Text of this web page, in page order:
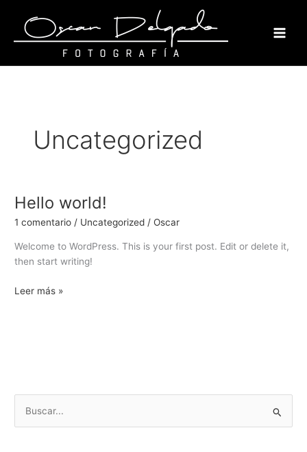
contenido
Uncategorized
Hello world!
1 comentario / Uncategorized /Oscar
Welcome to WordPress. This is your first post. Edit or delete it,
then start writing!
Hello
Leer más »